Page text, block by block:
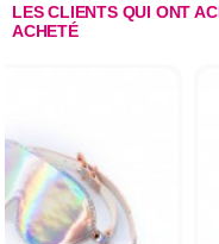
LES CLIENTS QUI ONT
ACHETÉ